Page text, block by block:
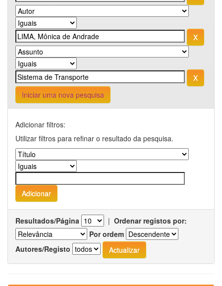
Iniciar uma nova pesquisa
Adicionar filtros:
Utilizar filtros para refinar o resultado da pesquisa.
Resultados/Página | Ordenar registos por:
Por ordem
Autores/Registo